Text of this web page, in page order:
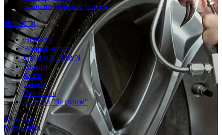
Дополнительные услуги
Новости
Новости
Вопрос-ответ
СМИ о KROWN
Акции
Фото
Видео
Экология
Журнал "За рулем"
Отзывы
Компания